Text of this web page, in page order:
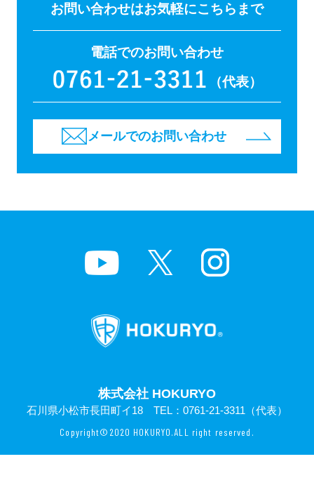
お問い合わせはお気軽にこちらまで
電話でのお問い合わせ
（代表）
メールでのお問い合わせ
株式会社 HOKURYO
石川県小松市長田町イ18 TEL： 0761-21-3311 （代表）
Copyright©2020 HOKURYO.ALL right reserved.